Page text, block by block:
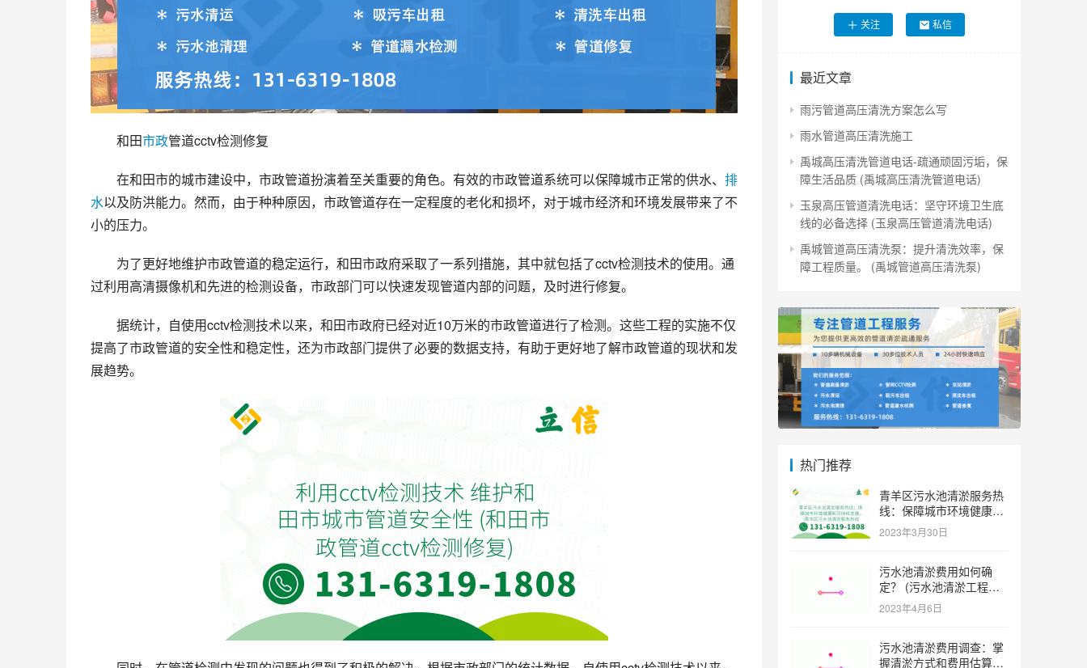
和田市政管道cctv检测修复
在和田市的城市建设中，市政管道扮演着至关重要的角色。有效的市政管道系统可以保障城市正常的供水、 排
水以及防洪能力。然而，由于种种原因，市政管道存在一定程度的老化和损坏，对于城市经济和环境发展带来了不
小的压力。
为了更好地维护市政管道的稳定运行，和田市政府采取了一系列措施，其中就包括了cctv检测技术的使用。通
过利用高清摄像机和先进的检测设备，市政部门可以快速发现管道内部的问题，及时进行修复。
据统计，自使用cctv检测技术以来，和田市政府已经对近10万米的市政管道进行了检测。这些工程的实施不仅
提高了市政管道的安全性和稳定性，还为市政部门提供了必要的数据支持，有助于更好地了解市政管道的现状和发
展趋势。
关注 私信
最近文章
雨污管道高压清洗方案怎么写
雨水管道高压清洗施工
禹城高压清洗管道电话-疏通顽固污垢，保
障生活品质 (禹城高压清洗管道电话)
玉泉高压管道清洗电话：坚守环境卫生底
线的必备选择 (玉泉高压管道清洗电话)
禹城管道高压清洗泵：提升清洗效率，保
障工程质量。 (禹城管道高压清洗泵)
热门推荐
青羊区污水池清淤服务热
线：保障城市环境健康和
可持续发展。 (青羊区污
水池清淤服务热线)
2023年3月30日
污水池清淤费用如何确
定？ (污水池清淤工程价
格多少)
2023年4月6日
污水池清淤费用调查：掌
握清淤方式和费用估算技